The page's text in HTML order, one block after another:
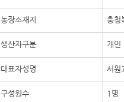
농장소재지 충청
생산자구분 개인
대표자성명 서원
구성원수 1명